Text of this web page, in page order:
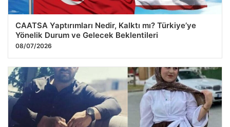
CAATSA Yaptırımları Nedir, Kalktı mı? Türkiye’ye
Yönelik Durum ve Gelecek Beklentileri
08/07/2026